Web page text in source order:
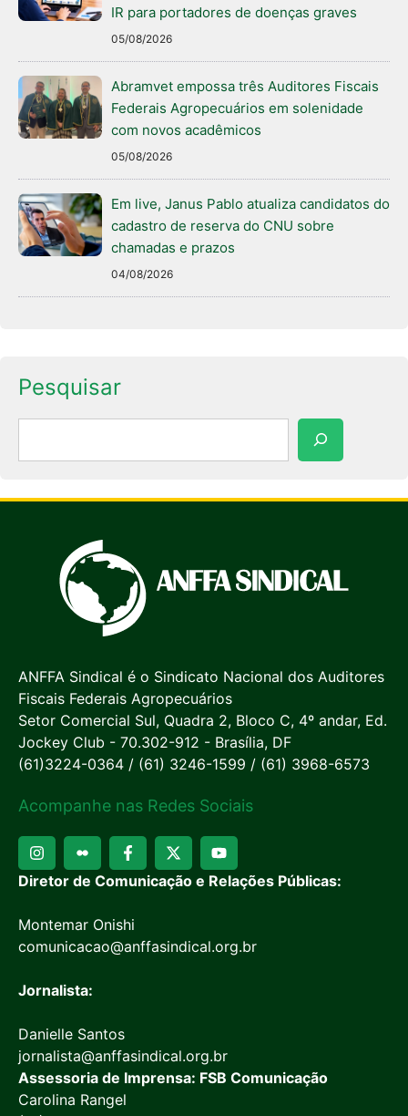
IR para portadores de doenças graves
05/08/2026
Abramvet empossa três Auditores Fiscais
Federais Agropecuários em solenidade
com novos acadêmicos
05/08/2026
Em live, Janus Pablo atualiza candidatos do
cadastro de reserva do CNU sobre
chamadas e prazos
04/08/2026
Pesquisar
ANFFA Sindical é o Sindicato Nacional dos Auditores
Fiscais Federais Agropecuários
Setor Comercial Sul, Quadra 2, Bloco C, 4º andar, Ed.
Jockey Club - 70.302-912 - Brasília, DF
(61)3224-0364 / (61) 3246-1599 / (61) 3968-6573
Acompanhe nas Redes Sociais
Diretor de Comunicação e Relações Públicas:
Montemar Onishi
comunicacao@anffasindical.org.br
Jornalista:
Danielle Santos
jornalista@anffasindical.org.br
Assessoria de Imprensa: FSB Comunicação
Carolina Rangel